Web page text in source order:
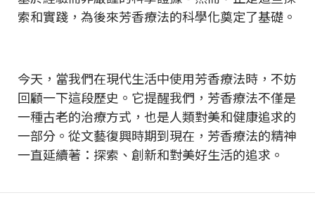
索和實踐，為後來芳香療法的科學化奠定了基礎。
今天，當我們在現代生活中使用芳香療法時，不妨
回顧一下這段歷史。它提醒我們，芳香療法不僅是
一種古老的治療方式，也是人類對美和健康追求的
一部分。從文藝復興時期到現在，芳香療法的精神
一直延續著：探索、創新和對美好生活的追求。